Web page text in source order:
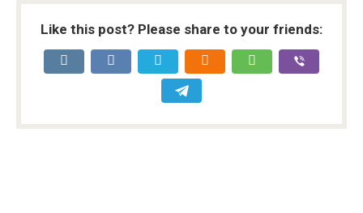
Like this post? Please share to your friends: